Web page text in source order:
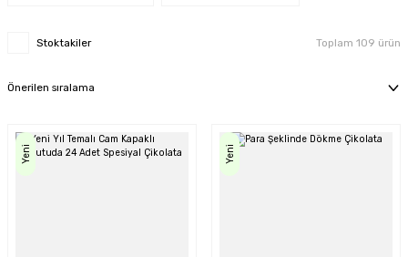
Stoktakiler Toplam 109 ürün
Yeni Yeni